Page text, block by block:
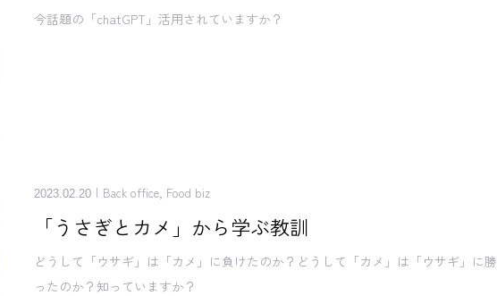
今話題の「chatGPT」活用されていますか？
2023.02.20 Back office, Food biz
「うさぎとカメ」から学ぶ教訓
どうして「ウサギ」は「カメ」に負けたのか？どうして「カメ」は「ウサギ」に勝
ったのか？知っていますか？